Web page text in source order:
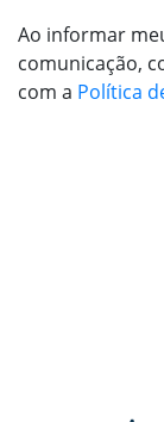
Ao informar
comunicação,
com a Política